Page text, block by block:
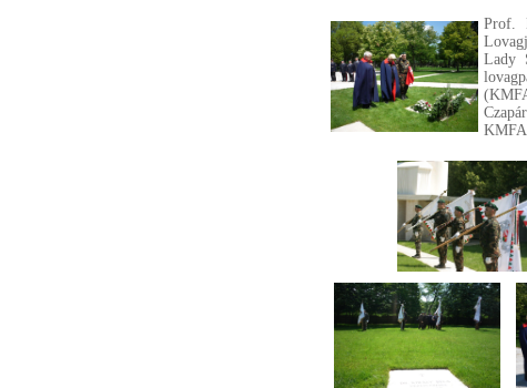
Prof.
Lady